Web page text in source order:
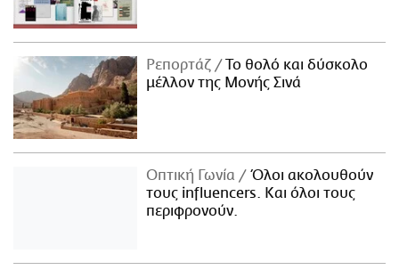
Ρεπορτάζ
Το θολό και δύσκολο
μέλλον της Μονής Σινά
Οπτική Γωνία
Όλοι ακολουθούν
τους influencers. Και όλοι τους
περιφρονούν.